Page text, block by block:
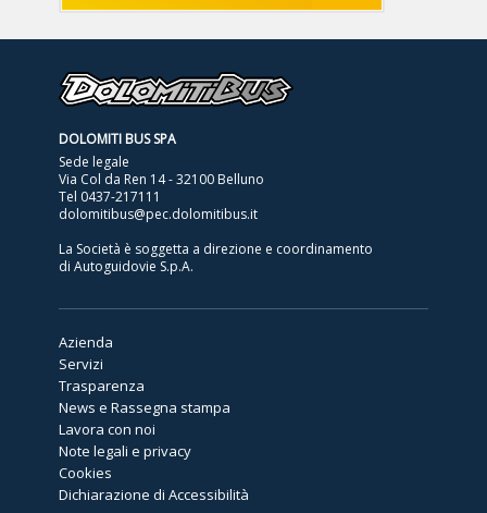
DOLOMITI BUS SPA
Sede legale
Via Col da Ren 14 - 32100 Belluno
Tel 0437-217111
dolomitibus@pec.dolomitibus.it
La Società è soggetta a direzione e coordinamento
di Autoguidovie S.p.A.
Azienda
Servizi
Trasparenza
News e Rassegna stampa
Lavora con noi
Note legali e privacy
Cookies
Dichiarazione di Accessibilità